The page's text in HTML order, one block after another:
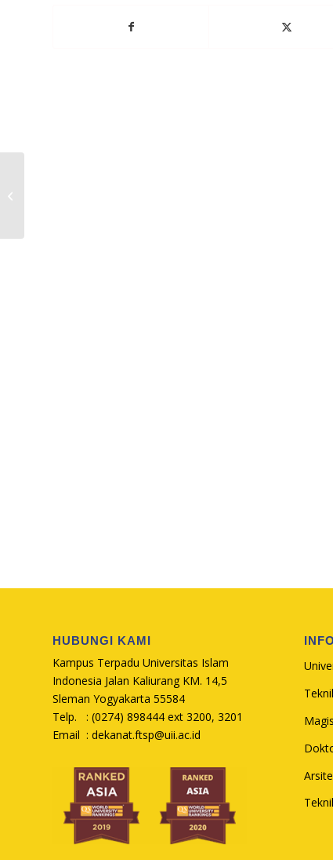
HUBUNGI KAMI
Kampus Terpadu Universitas Islam
Indonesia Jalan Kaliurang KM. 14,5
Sleman Yogyakarta 55584
Telp. : (0274) 898444 ext 3200, 3201
Email : dekanat.ftsp@uii.ac.id